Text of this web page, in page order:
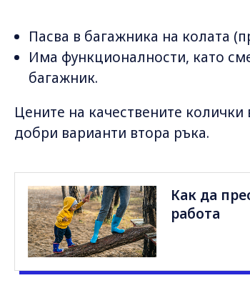
Пасва в багажника на колата
Има функционалности, като
багажник.
Цените на качествените
добри варианти втора ръка.
Как да
работа